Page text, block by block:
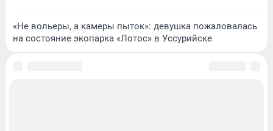
«Не вольеры, а камеры пыток»: девушка пожаловалась
на состояние экопарка «Лотос» в Уссурийске